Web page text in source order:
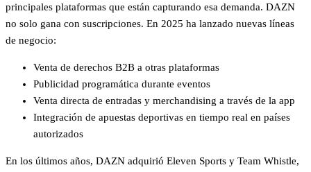
principales plataformas que están capturando esa demanda. DAZN
no solo gana con suscripciones. En 2025 ha lanzado nuevas líneas
de negocio:
Venta de derechos B2B a otras plataformas
Publicidad programática durante eventos
Venta directa de entradas y merchandising a través de la app
Integración de apuestas deportivas en tiempo real en países
autorizados
En los últimos años, DAZN adquirió Eleven Sports y Team Whistle,